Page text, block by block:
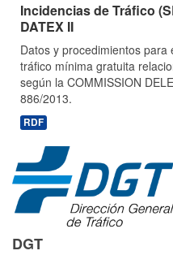
Incidencias de Tráfico
DATEX II
Datos y procedimientos
tráfico mínima gratuita
según la COMMISSION
886/2013.
RDF
DGT